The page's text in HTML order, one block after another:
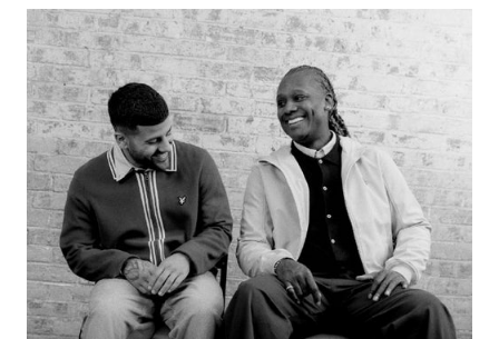
Liés par un respect mutuel, Adebayo Akinfenwa et Karel Prince sont la
preuve que toutes les relations solides ne démarrent pas sans heurts. Ce
qui a commencé du mauvais pied s'est transformé en quelque chose de
plus profond, fondé sur la confiance, la compréhension et une
appréciation commune de ce que chacun apporte. Parfois, ce sont les
débuts les plus difficiles qui mènent aux liens les plus solides.